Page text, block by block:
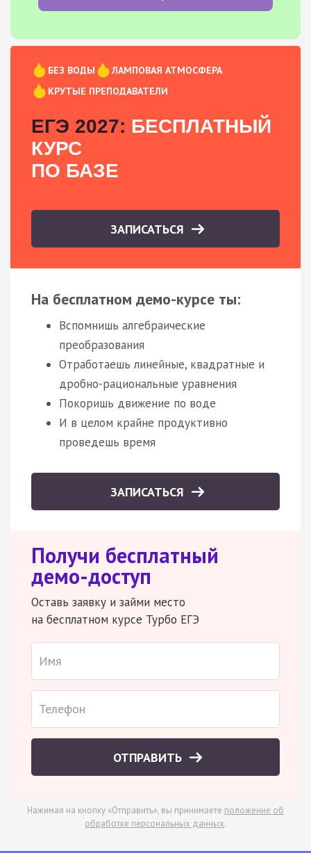
БЕЗ ВОДЫ
ЛАМПОВАЯ АТМОСФЕРА
КРУТЫЕ ПРЕПОДАВАТЕЛИ
ЕГЭ 2027: БЕСПЛАТНЫЙ
КУРС
ПО БАЗЕ
ЗАПИСАТЬСЯ
На бесплатном демо-курсе ты:
Вспомнишь алгебраические
преобразования
Отработаешь линейные, квадратные и
дробно-рациональные уравнения
Покоришь движение по воде
И в целом крайне продуктивно
проведешь время
ЗАПИСАТЬСЯ
Получи бесплатный
демо-доступ
Оставь заявку и займи место
на бесплатном курсе Турбо ЕГЭ
ОТПРАВИТЬ
Нажимая на кнопку «Отправить», вы принимаете положение об
обработке персональных данных.